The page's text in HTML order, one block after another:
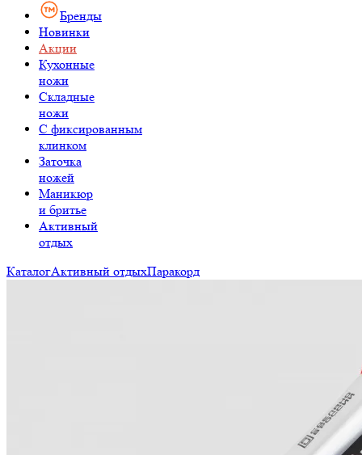
Бренды
Новинки
Акции
Кухонные
ножи
Складные
ножи
C фиксированным
клинком
Заточка
ножей
Маникюр
и бритье
Активный
отдых
КаталогАктивный отдыхПаракорд